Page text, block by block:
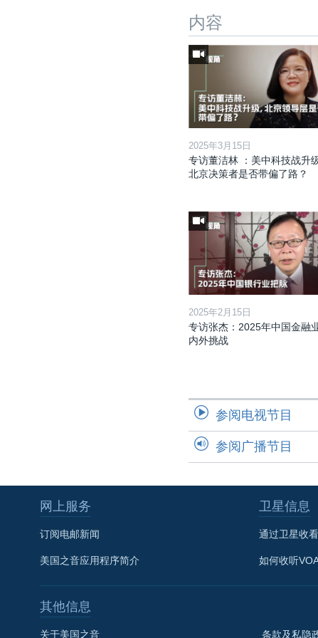
内容
2025年3月15日
专访董洁林 ：美中科技战升
北京决策者是否带偏了路？
2025年2月15日
专访张杰：2025年中国金融
内外挑战
参阅电视节目
参阅广播节目
网上服务
订阅电邮新闻
美国之音应用程序简介
卫星信息
通过卫星收
如何收听
其他信息
关于美国之音 条款及私隐